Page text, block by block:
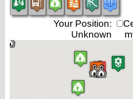
Your Position:
Unknown